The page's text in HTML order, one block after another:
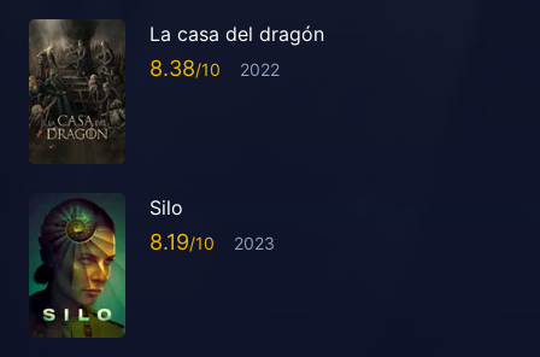
La casa del dragón
8.38 2022
Silo
8.19 2023